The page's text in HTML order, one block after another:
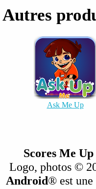
Autres
Ask Me Up
Scores Me Up
Logo, photos ©
Android® est une